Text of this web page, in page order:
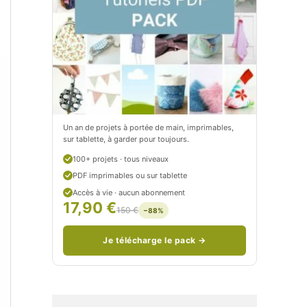
t
i
t
C
i
t
r
n
/
t
i
t
c
i
t
o
n
c
o
Un an de projets à portée de main, imprimables,
sur tablette, à garder pour toujours.
100+ projets · tous niveaux
PDF imprimables ou sur tablette
Accès à vie · aucun abonnement
17,90 €150 € −88%
Je télécharge le pack →